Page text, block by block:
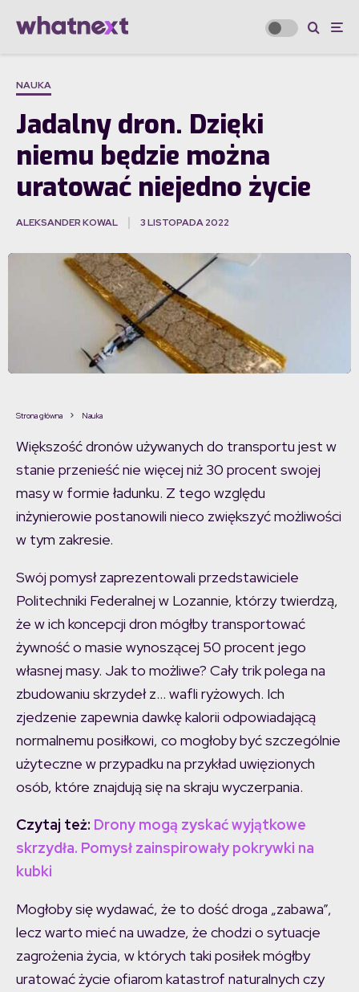
NAUKA
Jadalny dron. Dzięki
niemu będzie można
uratować niejedno życie
ALEKSANDER KOWAL 3 LISTOPADA 2022
Strona główna Nauka
Większość dronów używanych do transportu jest w
stanie przenieść nie więcej niż 30 procent swojej
masy w formie ładunku. Z tego względu
inżynierowie postanowili nieco zwiększyć możliwości
w tym zakresie.
Swój pomysł zaprezentowali przedstawiciele
Politechniki Federalnej w Lozannie, którzy twierdzą,
że w ich koncepcji dron mógłby transportować
żywność o masie wynoszącej 50 procent jego
własnej masy. Jak to możliwe? Cały trik polega na
zbudowaniu skrzydeł z… wafli ryżowych. Ich
zjedzenie zapewnia dawkę kalorii odpowiadającą
normalnemu posiłkowi, co mogłoby być szczególnie
użyteczne w przypadku na przykład uwięzionych
osób, które znajdują się na skraju wyczerpania.
Czytaj też: Drony mogą zyskać wyjątkowe
skrzydła. Pomysł zainspirowały pokrywki na
kubki
Mogłoby się wydawać, że to dość droga „zabawa”,
lecz warto mieć na uwadze, że chodzi o sytuacje
zagrożenia życia, w których taki posiłek mógłby
uratować życie ofiarom katastrof naturalnych czy